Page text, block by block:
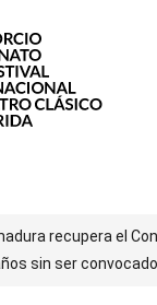
recupera el
sin ser convocado